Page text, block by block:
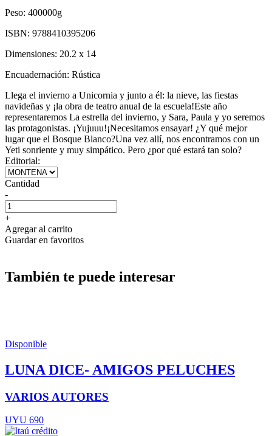
Peso: 400000g
ISBN: 9788410395206
Dimensiones: 20.2 x 14
Encuadernación: Rústica
Llega el invierno a Unicornia y junto a él: la nieve, las fiestas
navideñas y ¡la obra de teatro anual de la escuela!Este año
representaremos La estrella del invierno, y Sara, Paula y yo seremos
las protagonistas. ¡Yujuuu!¡Necesitamos ensayar! ¿Y qué mejor
lugar que el Bosque Blanco?Una vez allí, nos encontramos con un
Yeti sonriente y muy simpático. Pero ¿por qué estará tan solo?
Editorial:
Cantidad
-
+
Agregar al carrito
Guardar en favoritos
También te puede interesar
Disponible
LUNA DICE- AMIGOS PELUCHES
VARIOS AUTORES
UYU 690